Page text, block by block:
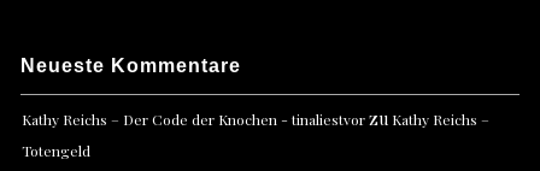
Neueste Kommentare
Kathy Reichs – Der Code der Knochen - tinaliestvorzu Kathy Reichs –
Totengeld